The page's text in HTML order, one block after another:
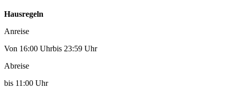
Hausregeln
Anreise
Von 16:00 Uhrbis 23:59 Uhr
Abreise
bis 11:00 Uhr